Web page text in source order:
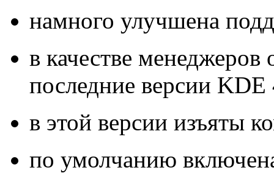
намного улучшена
в качестве менеджеров
последние версии
в этой версии изъяты
по умолчанию